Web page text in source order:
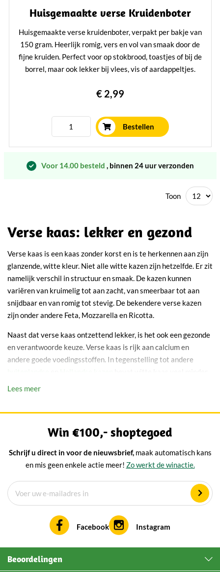
Huisgemaakte verse Kruidenboter
Huisgemaakte verse kruidenboter, verpakt per bakje van
150 gram. Heerlijk romig, vers en vol van smaak door de
fijne kruiden. Perfect voor op stokbrood, toastjes of bij de
borrel, maar ook lekker bij vlees, vis of aardappeltjes.
€ 2,99
Bestellen
Voor 14.00 besteld , binnen 24 uur verzonden
Toon
Lees meer
Verse kaas: lekker en gezond
Verse kaas is een kaas zonder korst en is te herkennen aan zijn
glanzende, witte kleur. Niet alle witte kazen zijn hetzelfde. Er zit
namelijk verschil in structuur en smaak. De kazen kunnen
variëren van kruimelig tot aan zacht, van smeerbaar tot aan
snijdbaar en van romig tot stevig. De bekendere verse kazen
zijn onder andere Feta, Mozzarella en Ricotta.
Naast dat verse kaas ontzettend lekker, is het ook een gezonde
en verantwoorde keuze. Verse kaas is rijk aan calcium en
andere goede voedingsstoffen. In tegenstelling tot andere
of zelfs geen zout.
Verse kaas kopen
Verse kaas is uitstekend te gebruiken voor heerlijke recepten.
een heerlijke salade.
Veelgestelde vragen
Wat is het verschil tussen
mascarpone en ricotta?
verschil tussen deze twee is dat wanneer ricotta verwarmt
Win €100,- shoptegoed
Schrijf u direct in voor de nieuwsbrief, maak automatisch kans
en mis geen enkele actie meer! Zo werkt de winactie.
Facebook Instagram
Beoordelingen